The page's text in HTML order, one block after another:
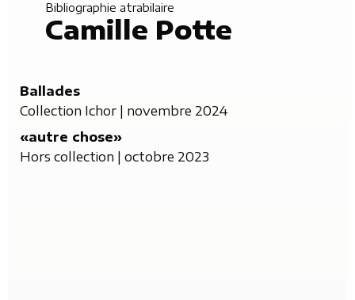
Bibliographie atrabilaire
Camille Potte
Ballades
Collection Ichor | novembre 2024
«autre chose»
Hors collection | octobre 2023